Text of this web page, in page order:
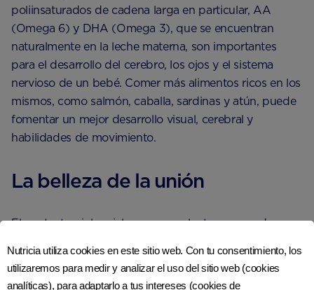
poliinsaturados de cadena larga en particular, AA
(Omega 6) y DHA (Omega 3), que se encuentran
naturalmente en la leche materna, son importantes
para el desarrollo del cerebro, los ojos y el sistema
nervioso de un bebé. Comer más alimentos ricos en los
mismos, como salmón, caballa, sardinas y atún, puede
fomentar un mejor desarrollo visual, cerebral y
habilidades de movimiento.
La belleza de la unión
El contacto piel a piel es una excelente manera de
ayuda a regular la frecuencia cardíaca y la temperatura
de tu bebé.
Nutricia utiliza cookies en este sitio web. Con tu consentimiento, los
utilizaremos para medir y analizar el uso del sitio web (cookies
analíticas), para adaptarlo a tus intereses (cookies de